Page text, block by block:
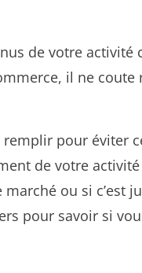
de votre activité
il ne coute
pour éviter
de votre
ou si c’est
pour savoir si